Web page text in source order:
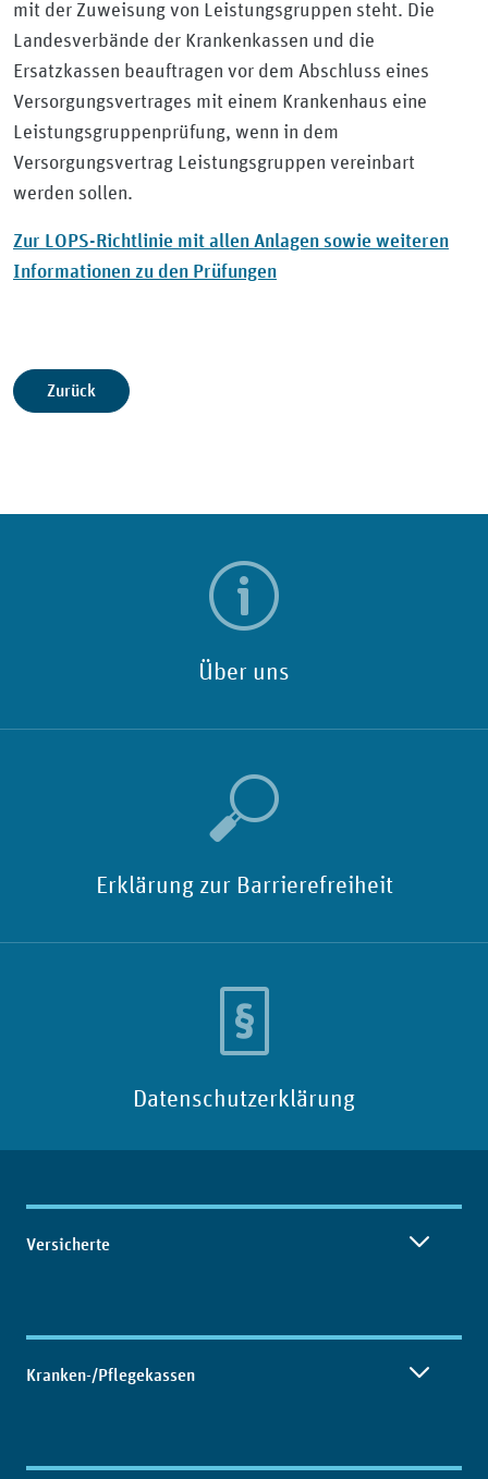
mit der Zuweisung von Leistungsgruppen steht. Die
Landesverbände der Krankenkassen und die
Ersatzkassen beauftragen vor dem Abschluss eines
Versorgungsvertrages mit einem Krankenhaus eine
Leistungsgruppenprüfung, wenn in dem
Versorgungsvertrag Leistungsgruppen vereinbart
werden sollen.
Zur LOPS-Richtlinie mit allen Anlagen sowie weiteren
Informationen zu den Prüfungen
Zurück
Über uns
Erklärung zur Barrierefreiheit
Datenschutzerklärung
Inhaltsübersicht
Versicherte
Kranken-/Pflegekassen